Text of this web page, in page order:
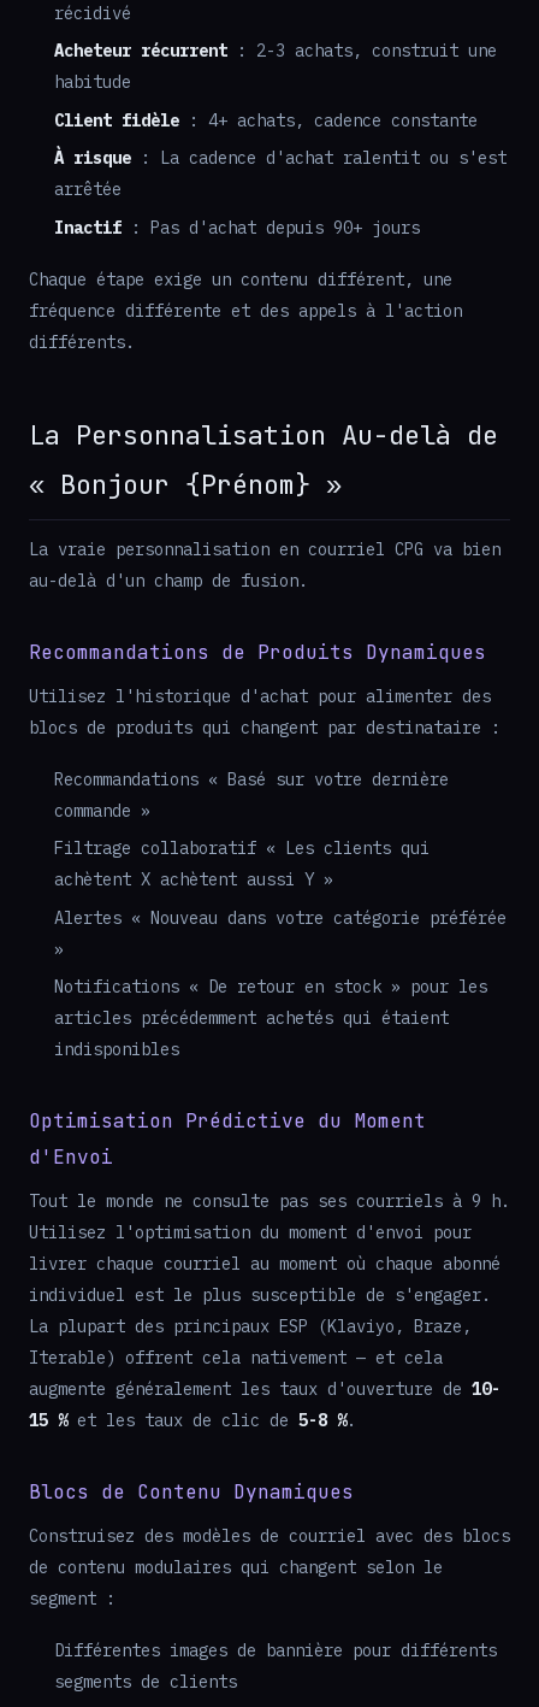
récidivé
Acheteur récurrent : 2-3 achats, construit une
habitude
Client fidèle : 4+ achats, cadence constante
À risque : La cadence d'achat ralentit ou s'est
arrêtée
Inactif : Pas d'achat depuis 90+ jours
Chaque étape exige un contenu différent, une
fréquence différente et des appels à l'action
différents.
La Personnalisation Au-delà de
« Bonjour {Prénom} »
La vraie personnalisation en courriel CPG va bien
au-delà d'un champ de fusion.
Recommandations de Produits Dynamiques
Utilisez l'historique d'achat pour alimenter des
blocs de produits qui changent par destinataire :
Recommandations « Basé sur votre dernière
commande »
Filtrage collaboratif « Les clients qui
achètent X achètent aussi Y »
Alertes « Nouveau dans votre catégorie préférée
»
Notifications « De retour en stock » pour les
articles précédemment achetés qui étaient
indisponibles
Optimisation Prédictive du Moment
d'Envoi
Tout le monde ne consulte pas ses courriels à 9 h.
Utilisez l'optimisation du moment d'envoi pour
livrer chaque courriel au moment où chaque abonné
individuel est le plus susceptible de s'engager.
La plupart des principaux ESP (Klaviyo, Braze,
Iterable) offrent cela nativement — et cela
augmente généralement les taux d'ouverture de 10-
15 %et les taux de clic de 5-8 %.
Blocs de Contenu Dynamiques
Construisez des modèles de courriel avec des blocs
de contenu modulaires qui changent selon le
segment :
Différentes images de bannière pour différents
segments de clients